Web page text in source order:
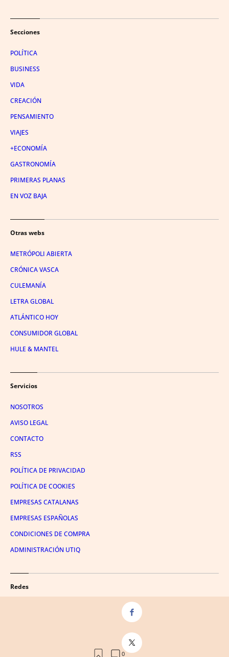
Secciones
POLÍTICA
BUSINESS
VIDA
CREACIÓN
PENSAMIENTO
VIAJES
+ECONOMÍA
GASTRONOMÍA
PRIMERAS PLANAS
EN VOZ BAJA
Otras webs
METRÓPOLI ABIERTA
CRÓNICA VASCA
CULEMANÍA
LETRA GLOBAL
ATLÁNTICO HOY
CONSUMIDOR GLOBAL
HULE & MANTEL
Servicios
NOSOTROS
AVISO LEGAL
CONTACTO
RSS
POLÍTICA DE PRIVACIDAD
POLÍTICA DE COOKIES
EMPRESAS CATALANAS
EMPRESAS ESPAÑOLAS
CONDICIONES DE COMPRA
ADMINISTRACIÓN UTIQ
Redes